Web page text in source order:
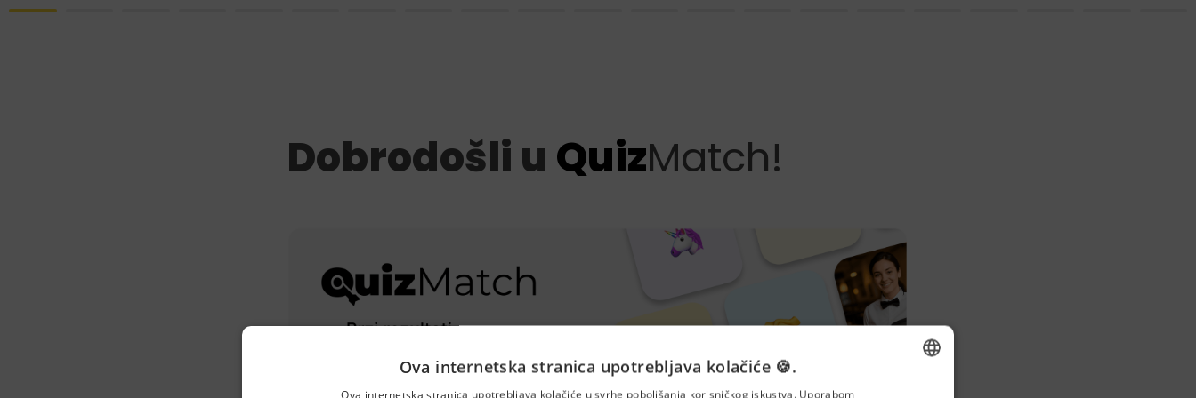
Dobrodošli u QuizMatch!
Ova internetska stranica upotrebljava kolačiće 🍪.
Ova internetska stranica upotrebljava kolačiće u svrhe poboljšanja korisničkog iskustva. Uporabom